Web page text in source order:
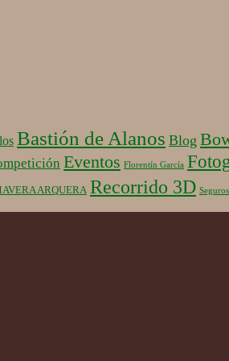
Bastión de Alanos Blog
Eventos Florentín García
ARQUERA Recorrido 3D Seguros